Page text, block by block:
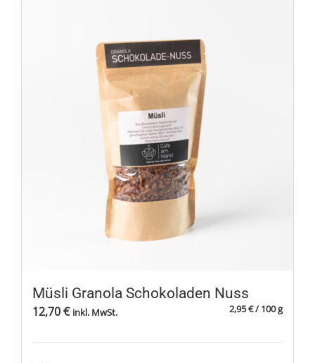
Müsli Granola Schokoladen Nuss
12,70€ inkl. MwSt. 2,95€/ 100g